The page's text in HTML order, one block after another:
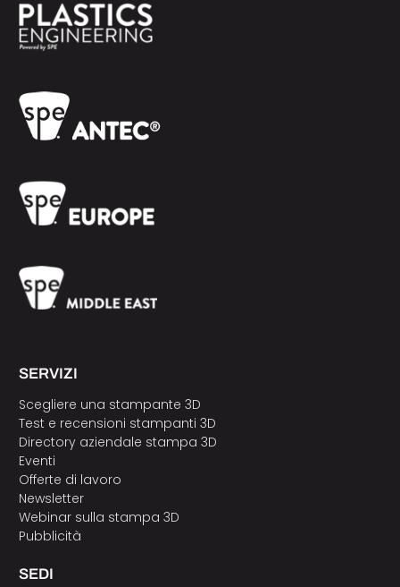
SERVIZI
Scegliere una stampante 3D
Test e recensioni stampanti 3D
Directory aziendale stampa 3D
Eventi
Offerte di lavoro
Newsletter
Webinar sulla stampa 3D
Pubblicità
SEDI